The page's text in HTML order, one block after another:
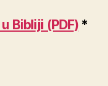
Bibliji (PDF) *